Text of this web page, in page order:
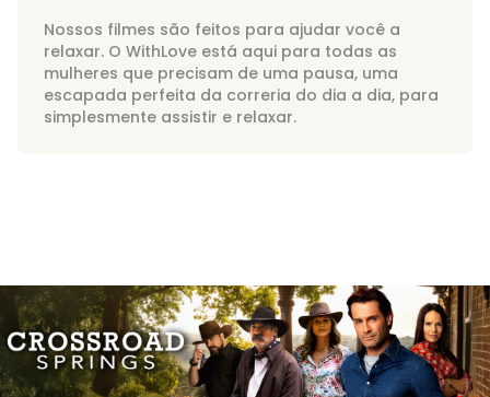
Nossos filmes são feitos para ajudar você a
relaxar. O WithLove está aqui para todas as
mulheres que precisam de uma pausa, uma
escapada perfeita da correria do dia a dia, para
simplesmente assistir e relaxar.